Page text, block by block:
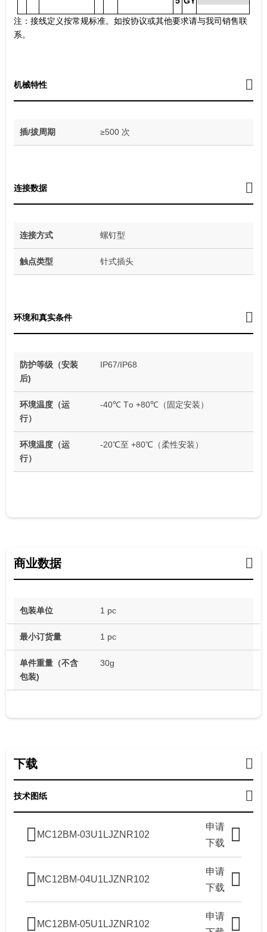
注：接线定义按常规标准。如按协议或其他要求请与我司销售联
系。
机械特性
插/拔周期 ≥500 次
连接数据
连接方式 螺钉型
触点类型 针式插头
环境和真实条件
防护等级（安装
后)
IP67/IP68
环境温度（运
行）
-40℃ Tо +80℃（固定安装）
环境温度（运
行）
-20℃至 +80℃（柔性安装）
商业数据
包装单位 1 pc
最小订货量 1 pc
单件重量（不含
包装)
30g
下载
技术图纸
MC12BM-03U1LJZNR102
申请
下载
MC12BM-04U1LJZNR102
申请
下载
MC12BM-05U1LJZNR102
申请